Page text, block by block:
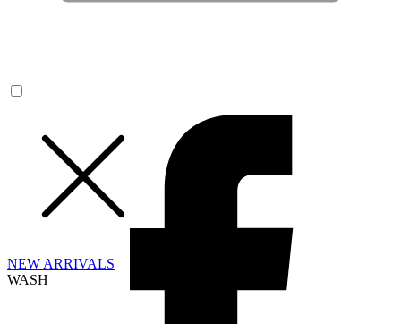
NEW ARRIVALS
WASH